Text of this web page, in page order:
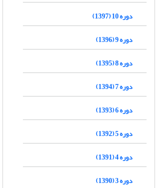
دوره 10 (1397)
دوره 9 (1396)
دوره 8 (1395)
دوره 7 (1394)
دوره 6 (1393)
دوره 5 (1392)
دوره 4 (1391)
دوره 3 (1390)